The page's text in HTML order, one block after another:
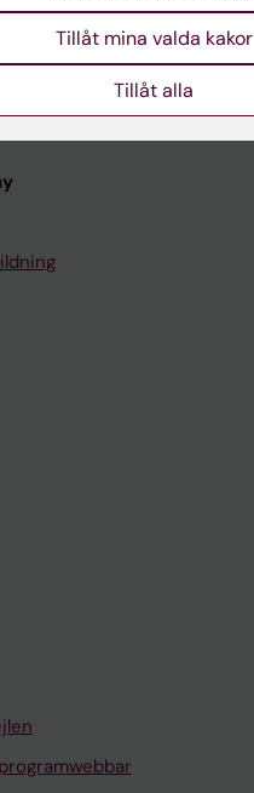
Tillåt mina valda kakor
Tillåt alla